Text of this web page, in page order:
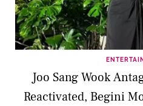
Joo Sang Wook
Reactivated, Begini